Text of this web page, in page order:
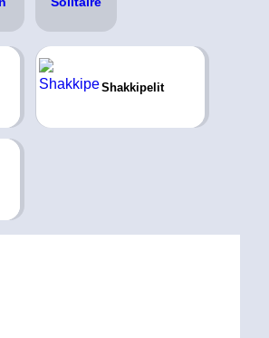
Shakkipelit